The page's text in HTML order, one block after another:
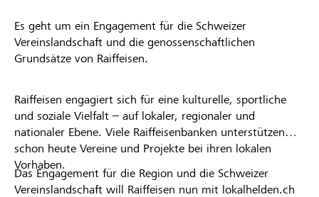
Es geht um ein Engagement für die Schweizer
Vereinslandschaft und die genossenschaftlichen
Grundsätze von Raiffeisen.
Raiffeisen engagiert sich für eine kulturelle, sportliche
und soziale Vielfalt – auf lokaler, regionaler und
nationaler Ebene. Viele Raiffeisenbanken unterstützen
schon heute Vereine und Projekte bei ihren lokalen
Vorhaben.
Das Engagement für die Region und die Schweizer
Vereinslandschaft will Raiffeisen nun mit lokalhelden.ch